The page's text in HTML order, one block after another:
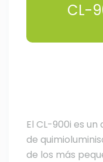
CL-
El CL-900i es
de
de los más